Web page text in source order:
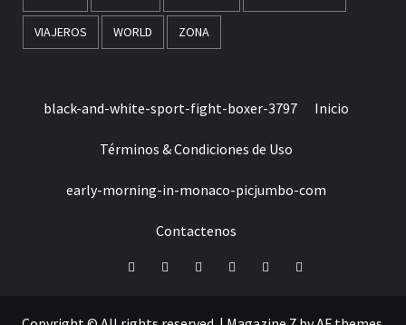
VIAJEROS WORLD ZONA
black-and-white-sport-fight-boxer-3797 Inicio
Términos & Condiciones de Uso
early-morning-in-monaco-picjumbo-com
Contactenos
FacebookTwitterLinkedIn
VK YouTubeInstagram